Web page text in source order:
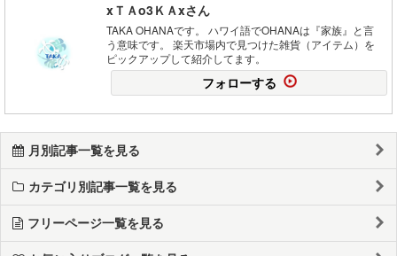
xＴＡo3ＫＡxさん
TAKA OHANAです。 ハワイ語でOHANAは『家族』と言
う意味です。 楽天市場内で見つけた雑貨（アイテム）を
ピックアップして紹介してます。
フォローする
月別記事一覧を見る
カテゴリ別記事一覧を見る
フリーページ一覧を見る